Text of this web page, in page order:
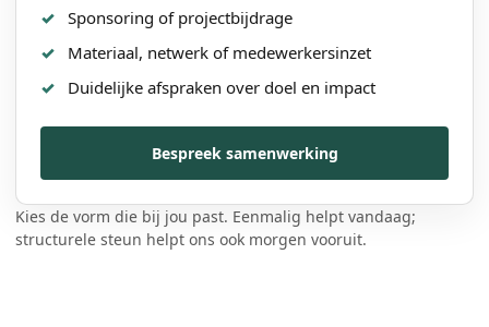
Sponsoring of projectbijdrage
Materiaal, netwerk of medewerkersinzet
Duidelijke afspraken over doel en impact
Bespreek samenwerking
Kies de vorm die bij jou past. Eenmalig helpt vandaag;
structurele steun helpt ons ook morgen vooruit.